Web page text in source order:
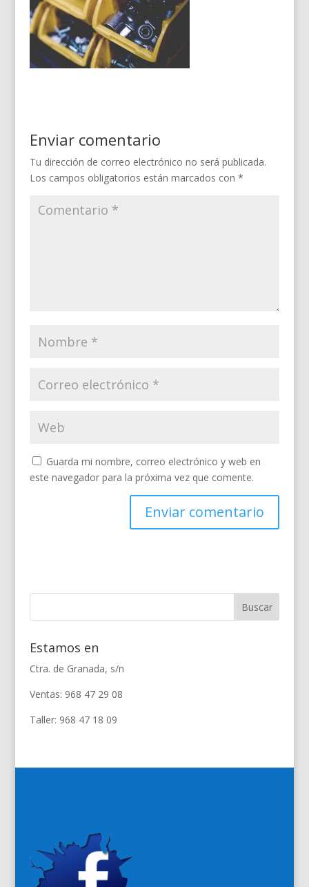
Enviar comentario
Tu dirección de correo electrónico no será publicada.
Los campos obligatorios están marcados con *
Guarda mi nombre, correo electrónico y web en
este navegador para la próxima vez que comente.
Estamos en
Ctra. de Granada, s/n
Ventas: 968 47 29 08
Taller: 968 47 18 09